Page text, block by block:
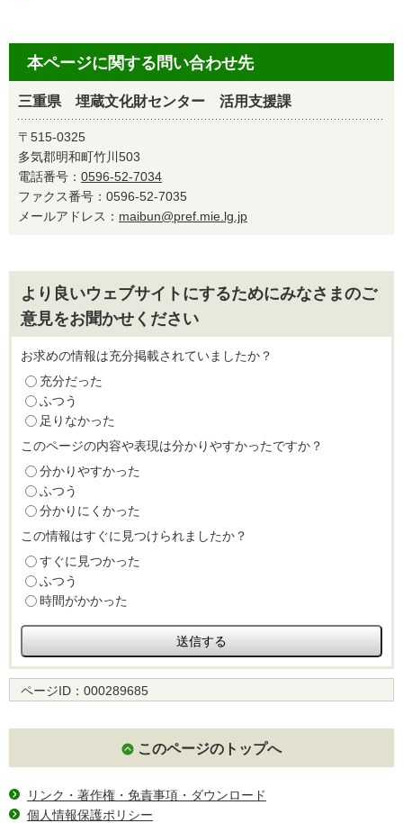
本ページに関する問い合わせ先
三重県 埋蔵文化財センター 活用支援課
〒515-0325
多気郡明和町竹川503
電話番号： 0596-52-7034
ファクス番号：0596-52-7035
メールアドレス： maibun@pref.mie.lg.jp
より良いウェブサイトにするためにみなさまのご
意見をお聞かせください
お求めの情報は充分掲載されていましたか？
充分だった
ふつう
足りなかった
このページの内容や表現は分かりやすかったですか？
分かりやすかった
ふつう
分かりにくかった
この情報はすぐに見つけられましたか？
すぐに見つかった
ふつう
時間がかかった
ページID： 000289685
このページのトップへ
リンク・著作権・免責事項・ダウンロード
個人情報保護ポリシー